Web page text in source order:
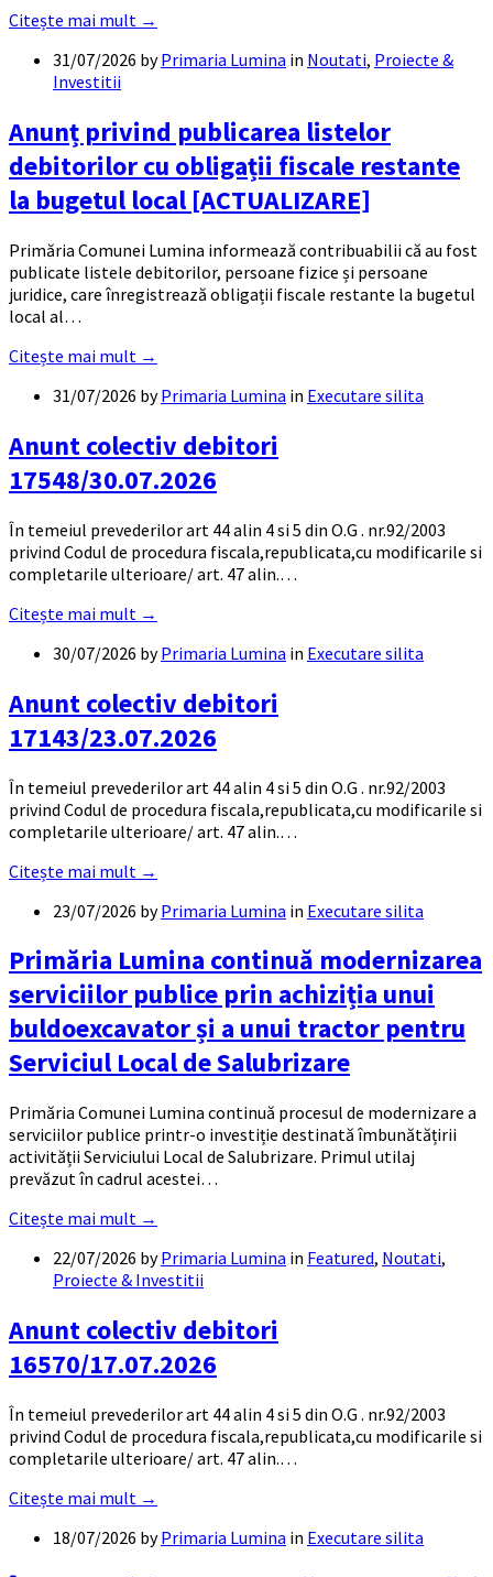
Citește mai mult →
31/07/2026 byPrimaria Lumina in Noutati, Proiecte &
Investitii
Anunț privind publicarea listelor
debitorilor cu obligații fiscale restante
la bugetul local [ACTUALIZARE]
Primăria Comunei Lumina informează contribuabilii că au fost
publicate listele debitorilor, persoane fizice și persoane
juridice, care înregistrează obligații fiscale restante la bugetul
local al…
Citește mai mult →
31/07/2026 byPrimaria Lumina in Executare silita
Anunt colectiv debitori
17548/30.07.2026
În temeiul prevederilor art 44 alin 4 si 5 din O.G . nr.92/2003
privind Codul de procedura fiscala,republicata,cu modificarile si
completarile ulterioare/ art. 47 alin.…
Citește mai mult →
30/07/2026 byPrimaria Lumina in Executare silita
Anunt colectiv debitori
17143/23.07.2026
În temeiul prevederilor art 44 alin 4 si 5 din O.G . nr.92/2003
privind Codul de procedura fiscala,republicata,cu modificarile si
completarile ulterioare/ art. 47 alin.…
Citește mai mult →
23/07/2026 byPrimaria Lumina in Executare silita
Primăria Lumina continuă modernizarea
serviciilor publice prin achiziția unui
buldoexcavator și a unui tractor pentru
Serviciul Local de Salubrizare
Primăria Comunei Lumina continuă procesul de modernizare a
serviciilor publice printr-o investiție destinată îmbunătățirii
activității Serviciului Local de Salubrizare. Primul utilaj
prevăzut în cadrul acestei…
Citește mai mult →
22/07/2026 byPrimaria Lumina in Featured, Noutati,
Proiecte & Investitii
Anunt colectiv debitori
16570/17.07.2026
În temeiul prevederilor art 44 alin 4 si 5 din O.G . nr.92/2003
privind Codul de procedura fiscala,republicata,cu modificarile si
completarile ulterioare/ art. 47 alin.…
Citește mai mult →
18/07/2026 byPrimaria Lumina in Executare silita